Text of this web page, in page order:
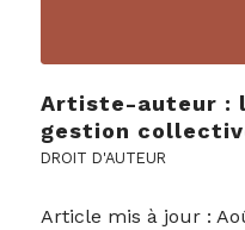
Artiste-auteur :
gestion
DROIT D'AUTEUR
Article mis à jour :